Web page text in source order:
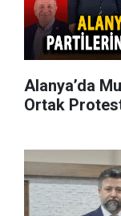
Alanya’da
Ortak